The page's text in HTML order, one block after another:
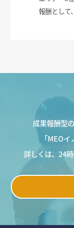
報酬として
成果報酬型
「MEO
詳しくは、24